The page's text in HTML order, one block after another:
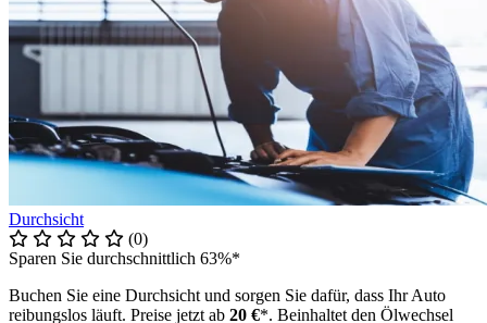
Durchsicht
(0)
Sparen Sie durchschnittlich 63%*
Buchen Sie eine Durchsicht und sorgen Sie dafür, dass Ihr Auto
reibungslos läuft. Preise jetzt ab 20 €*. Beinhaltet den Ölwechsel